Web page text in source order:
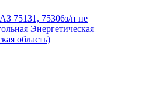
75131, 75306з/п не
Энергетическая
область)